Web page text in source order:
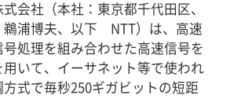
会社（本社：東京都千代田区、
鵜浦博夫、以下 NTT）は、高速
処理を組み合わせた高速信号を
いて、イーサネット等で使われ
式で毎秒250ギガビットの短距